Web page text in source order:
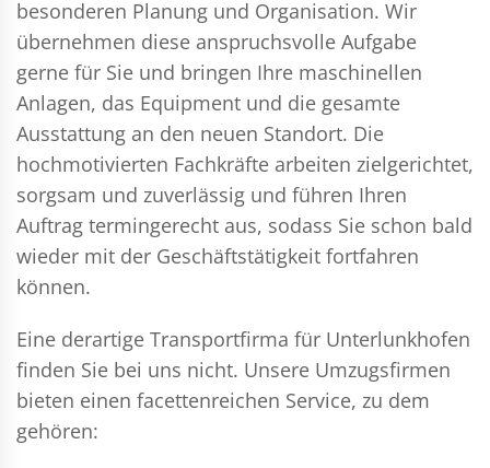
besonderen Planung und Organisation. Wir
übernehmen diese anspruchsvolle Aufgabe
gerne für Sie und bringen Ihre maschinellen
Anlagen, das Equipment und die gesamte
Ausstattung an den neuen Standort. Die
hochmotivierten Fachkräfte arbeiten zielgerichtet,
sorgsam und zuverlässig und führen Ihren
Auftrag termingerecht aus, sodass Sie schon bald
wieder mit der Geschäftstätigkeit fortfahren
können.
Eine derartige Transportfirma für Unterlunkhofen
finden Sie bei uns nicht. Unsere Umzugsfirmen
bieten einen facettenreichen Service, zu dem
gehören: